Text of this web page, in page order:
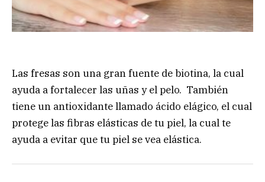
Las fresas son una gran fuente de biotina, la cual
ayuda a fortalecer las uñas y el pelo. También
tiene un antioxidante llamado ácido elágico, el cual
protege las fibras elásticas de tu piel, la cual te
ayuda a evitar que tu piel se vea elástica.